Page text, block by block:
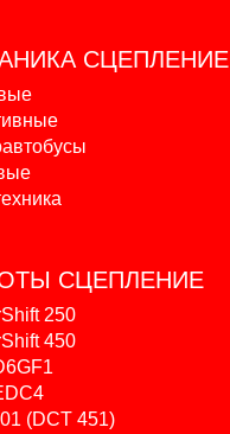
СЦЕПЛЕНИЕ
СЦЕПЛЕНИЕ
250
450
(DCT 451)